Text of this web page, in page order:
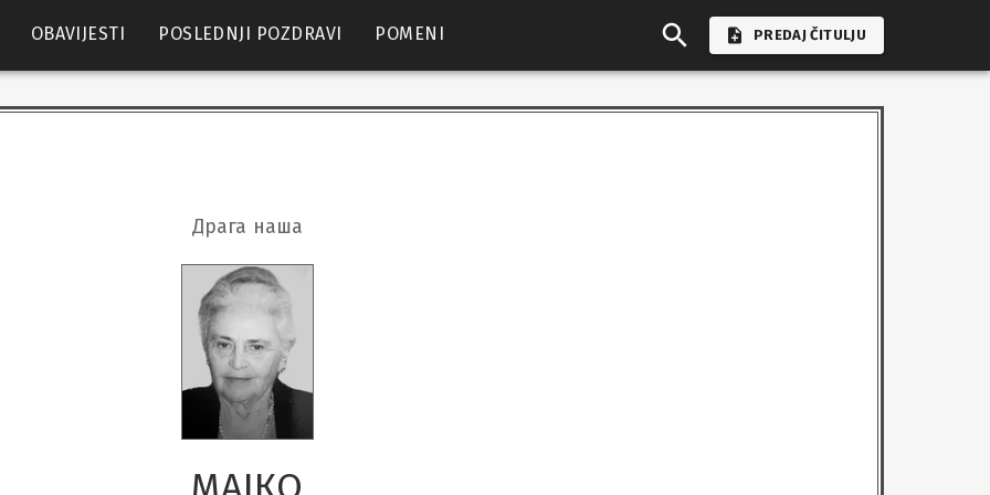
OBAVIJESTI POSLEDNJI POZDRAVI POMENI PREDAJ ČITULJU
Драга наша